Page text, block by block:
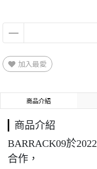
加入最愛
商品介紹
商品介紹
BARRACK09於
合作，